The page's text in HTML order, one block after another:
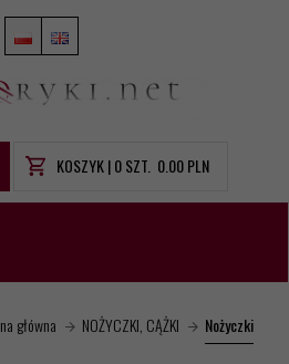
KOSZYK |0SZT. 0.00PLN
główna NOŻYCZKI, CĄŻKI Nożyczki